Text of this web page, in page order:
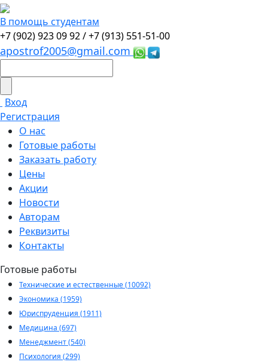
В помощь студентам
+7 (902) 923 09 92 /+7 (913) 551-51-00
apostrof2005@gmail.com
Вход
Регистрация
О нас
Готовые работы
Заказать работу
Цены
Акции
Новости
Авторам
Реквизиты
Контакты
Готовые работы
Технические и естественные (10092)
Экономика (1959)
Юриспруденция (1911)
Медицина (697)
Менеджмент (540)
Психология (299)